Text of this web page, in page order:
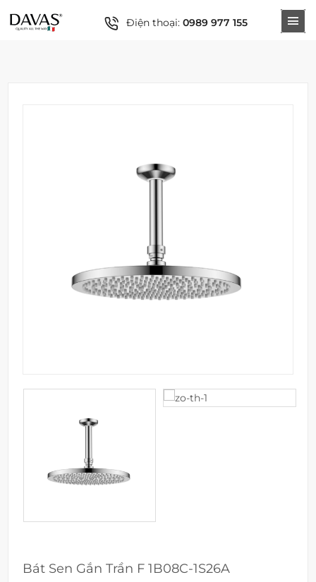
Điện thoại: 0989 977 155
Bát Sen Gắn Trần F 1B08C-1S26A